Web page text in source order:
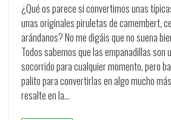
¿Qué os parece si convertimos unas
unas originales piruletas de camembert,
arándanos? No me digáis que no suena
Todos sabemos que las empanadillas son
socorrido para cualquier momento, pero
palito para convertirlas en algo mucho
resalte en la…